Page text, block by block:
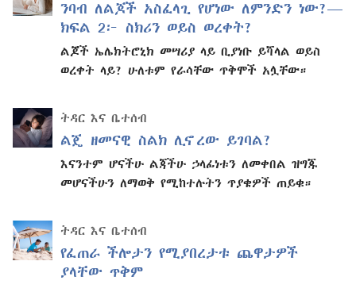
ንባብ ለልጆች አስፈላጊ የሆነው ለምንድን ነው?—
ክፍል 2፦ ስክሪን ወይስ ወረቀት?
ልጆች ኤሌክትሮኒክ መሣሪያ ላይ ቢያነቡ ይሻላል ወይስ
ወረቀት ላይ? ሁለቱም የራሳቸው ጥቅሞች አሏቸው።
ትዳር እና ቤተሰብ
ልጄ ዘመናዊ ስልክ ሊኖረው ይገባል?
እናንተም ሆናችሁ ልጃችሁ ኃላፊነቱን ለመቀበል ዝግጁ
መሆናችሁን ለማወቅ የሚከተሉትን ጥያቄዎች ጠይቁ።
ትዳር እና ቤተሰብ
የፈጠራ ችሎታን የሚያበረታቱ ጨዋታዎች
ያላቸው ጥቅም